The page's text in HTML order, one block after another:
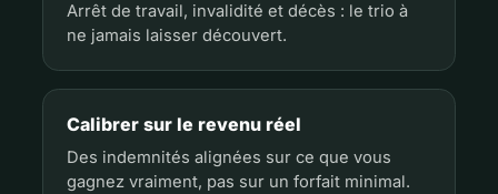
Arrêt de travail, invalidité et décès : le trio à
ne jamais laisser découvert.
Calibrer sur le revenu réel
Des indemnités alignées sur ce que vous
gagnez vraiment, pas sur un forfait minimal.